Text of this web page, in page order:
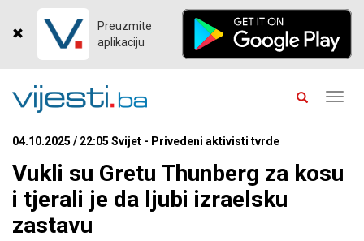
Preuzmite
aplikaciju
04.10.2025 / 22:05 Svijet - Privedeni aktivisti tvrde
Vukli su Gretu Thunberg za kosu
i tjerali je da ljubi izraelsku
zastavu